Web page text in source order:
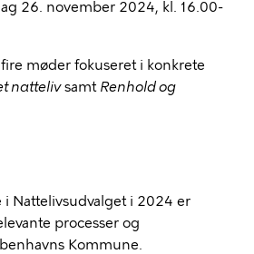
26. november 2024, kl. 16.00-
møder fokuseret i konkrete
nattelivsamt Renhold og
i Nattelivsudvalget i 2024 er
processer og
Kommune.